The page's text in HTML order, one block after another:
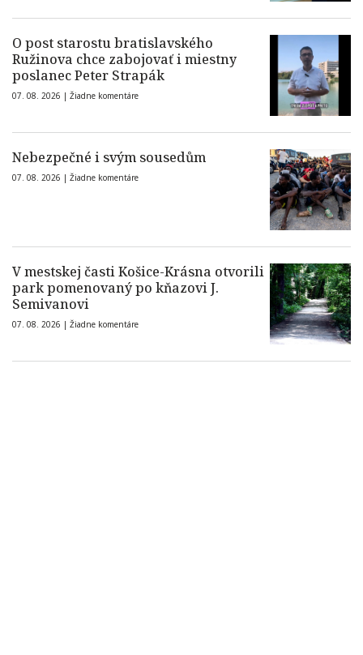
O post starostu bratislavského
Ružinova chce zabojovať i miestny
poslanec Peter Strapák
07. 08. 2026 | Žiadne komentáre
Nebezpečné i svým sousedům
07. 08. 2026 | Žiadne komentáre
V mestskej časti Košice-Krásna otvorili
park pomenovaný po kňazovi J.
Semivanovi
07. 08. 2026 | Žiadne komentáre